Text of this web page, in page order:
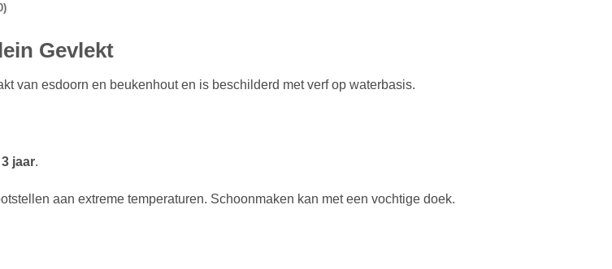
Gevlekt
van esdoorn en beukenhout en is beschilderd met verf op waterbasis.
jaar.
aan extreme temperaturen. Schoonmaken kan met een vochtige doek.